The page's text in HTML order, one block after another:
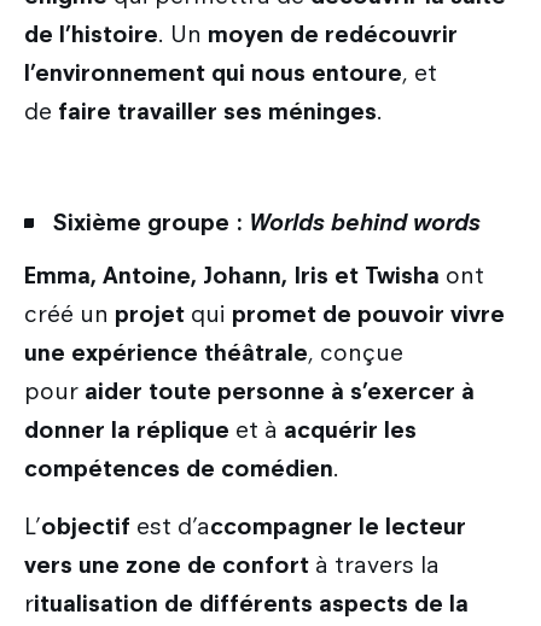
de l’histoire. Un moyen de redécouvrir
l’environnement qui nous entoure, et
de faire travailler ses méninges.
Sixième groupe : Worlds behind words
Emma, Antoine, Johann, Iris et Twisha ont
créé un projet qui promet de pouvoir vivre
une expérience théâtrale, conçue
pour aider toute personne à s’exercer à
donner la réplique et à acquérir les
compétences de comédien.
L’objectif est d’accompagner le lecteur
vers une zone de confort à travers la
ritualisation de différents aspects de la